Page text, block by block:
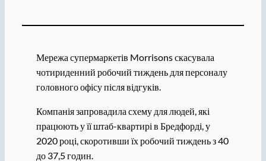
Мережа супермаркетів Morrisons скасувала
чотириденний робочий тиждень для персоналу
головного офісу після відгуків.
Компанія запровадила схему для людей, які
працюють у її штаб-квартирі в Бредфорді, у
2020 році, скоротивши їх робочий тиждень з 40
до 37,5 годин.